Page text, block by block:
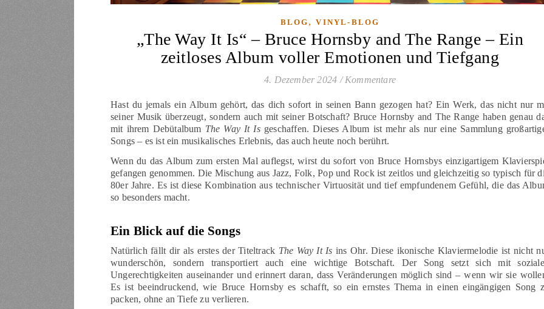
BLOG ,VINYL-BLOG
„The Way It Is“ – Bruce Hornsby and The Range – Ein
zeitloses Album voller Emotionen und Tiefgang
4. Dezember 2024 / Kommentare
Hast du jemals ein Album gehört, das dich sofort in seinen Bann gezogen hat? Ein Werk, das nicht nur
seiner Musik überzeugt, sondern auch mit seiner Botschaft? Bruce Hornsby and The Range haben genau
mit ihrem Debütalbum The Way It Isgeschaffen. Dieses Album ist mehr als nur eine Sammlung
Songs – es ist ein musikalisches Erlebnis, das auch heute noch berührt.
Wenn du das Album zum ersten Mal auflegst, wirst du sofort von Bruce Hornsbys einzigartigem
gefangen genommen. Die Mischung aus Jazz, Folk, Pop und Rock ist zeitlos und gleichzeitig so typisch für
80er Jahre. Es ist diese Kombination aus technischer Virtuosität und tief empfundenem Gefühl, die das
so besonders macht.
Ein Blick auf die Songs
Natürlich fällt dir als erstes der Titeltrack The Way It Is ins Ohr. Diese ikonische Klaviermelodie ist nicht
wunderschön, sondern transportiert auch eine wichtige Botschaft. Der Song setzt sich mit
Ungerechtigkeiten auseinander und erinnert daran, dass Veränderungen möglich sind – wenn wir sie
Es ist beeindruckend, wie Bruce Hornsby es schafft, so ein ernstes Thema in einen eingängigen Song
packen, ohne an Tiefe zu verlieren.